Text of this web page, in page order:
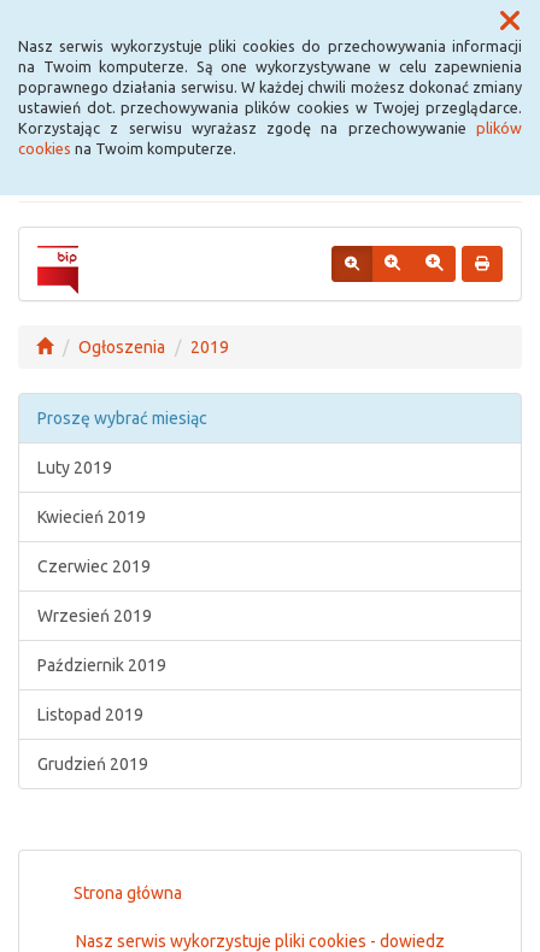
Nasz serwis wykorzystuje pliki cookies do przechowywania informacji
na Twoim komputerze. Są one wykorzystywane w celu zapewnienia
poprawnego działania serwisu. W każdej chwili możesz dokonać zmiany
ustawień dot. przechowywania plików cookies w Twojej przeglądarce.
Korzystając z serwisu wyrażasz zgodę na przechowywanie plików
cookies na Twoim komputerze.
Menu
Urząd Miejski w
Krośniewicach
Ogłoszenia 2019
Proszę wybrać miesiąc
Luty 2019
Kwiecień 2019
Czerwiec 2019
Wrzesień 2019
Październik 2019
Listopad 2019
Grudzień 2019
Strona główna
Nasz serwis wykorzystuje pliki cookies - dowiedz